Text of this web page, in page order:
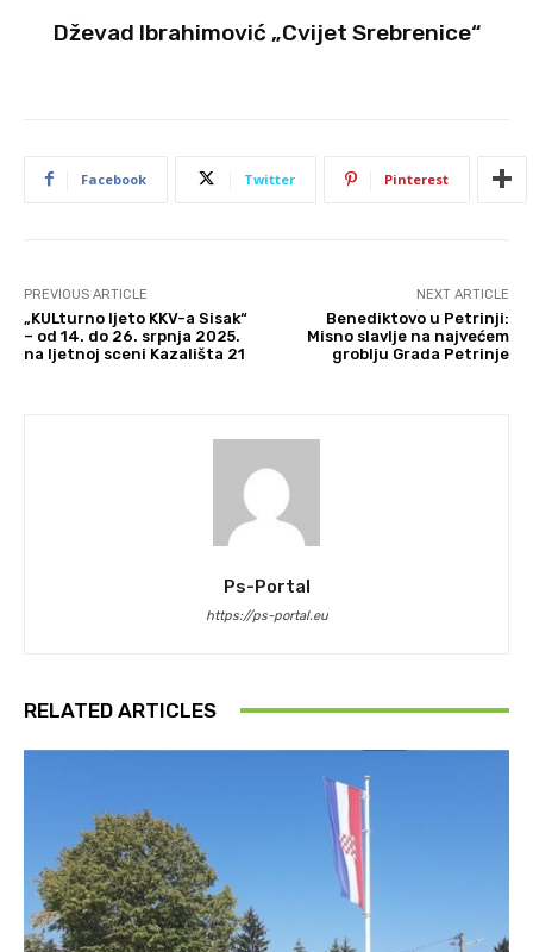
Dževad Ibrahimović „Cvijet Srebrenice“
Facebook Twitter Pinterest
PREVIOUS ARTICLE
„KULturno ljeto KKV-a Sisak“
– od 14. do 26. srpnja 2025.
na ljetnoj sceni Kazališta 21
NEXT ARTICLE
Benediktovo u Petrinji:
Misno slavlje na najvećem
groblju Grada Petrinje
Ps-Portal
https://ps-portal.eu
RELATED ARTICLES